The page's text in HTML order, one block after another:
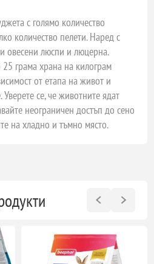
с голямо количество
количество пелети. Наред с
овесени люспи и люцерна.
грама храна на килограм
от етапа на живот и
се, че животните ядат
неограничен достъп до сено
на хладно и тъмно място.